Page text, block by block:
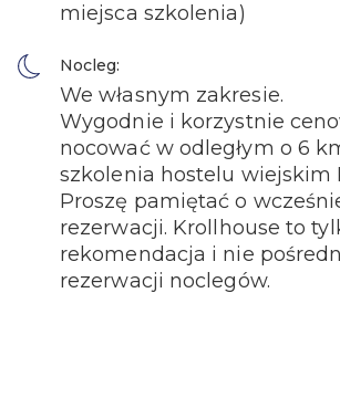
miejsca szkolenia)
Nocleg:
We własnym zakresie.
Wygodnie i korzystnie
nocować w odległym o 6
szkolenia hostelu wiejskim
Proszę pamiętać o
rezerwacji. Krollhouse to
rekomendacja i nie
rezerwacji noclegów.